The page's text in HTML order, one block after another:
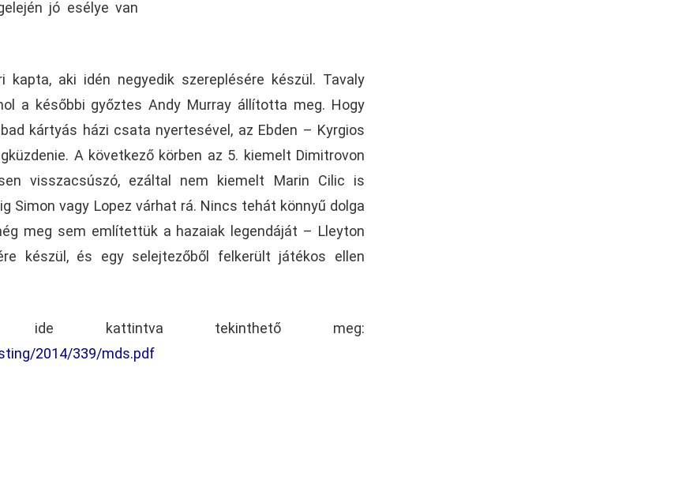
jó esélye van
aki idén negyedik szereplésére készül. Tavaly
a későbbi győztes Andy Murray állította meg. Hogy
kártyás házi csata nyertesével, az Ebden – Kyrgios
A következő körben az 5. kiemelt Dimitrovon
visszacsúszó, ezáltal nem kiemelt Marin Cilic is
Simon vagy Lopez várhat rá. Nincs tehát könnyű dolga
meg sem említettük a hazaiak legendáját – Lleyton
készül, és egy selejtezőből felkerült játékos ellen
kattintva tekinthető meg:
2014/339/mds.pdf